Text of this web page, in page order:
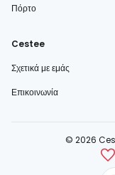
Πόρτο
Cestee
Σχετικά με εμάς
Επικοινωνία
© 2026